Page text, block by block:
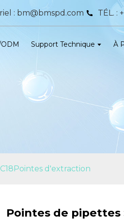
: bm@bmspd.com TÉL. :
Support Technique À
d'extraction
Pointes de pipettes